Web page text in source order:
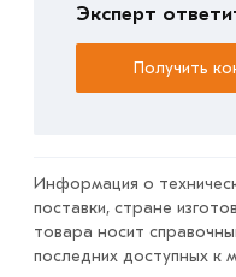
купленного товарa в
обязательно).
Эксперт
Получить
Информация о
поставки, стране
товара носит
последних доступных к